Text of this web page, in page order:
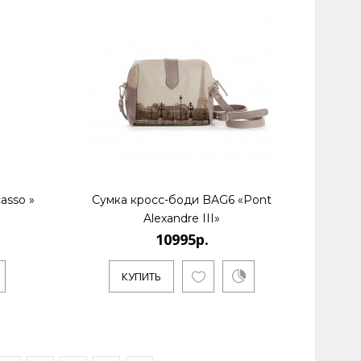
»
Сумка кросс-боди BAG6 «Pont
Alexandre III»
10995р.
КУПИТЬ